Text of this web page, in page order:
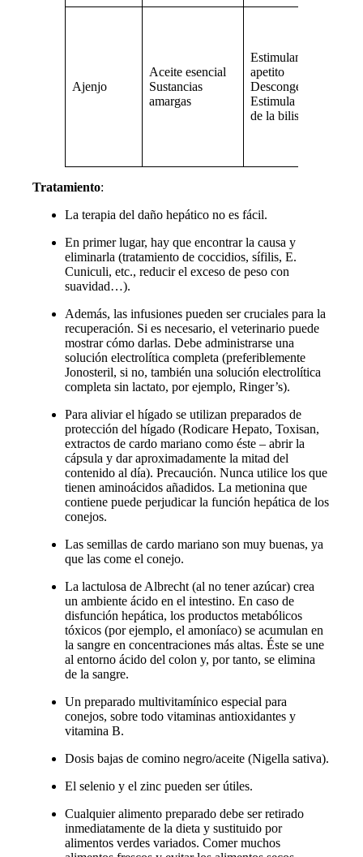
Ajenjo
Aceite esencial
Sustancias
amargas
Estimulante del
apetito
Descongestiona
Estimula el flujo
de la bilis
Tratamiento:
La terapia del daño hepático no es fácil.
En primer lugar, hay que encontrar la causa y
eliminarla (tratamiento de coccidios, sífilis, E.
Cuniculi, etc., reducir el exceso de peso con
suavidad…).
Además, las infusiones pueden ser cruciales para la
recuperación. Si es necesario, el veterinario puede
mostrar cómo darlas. Debe administrarse una
solución electrolítica completa (preferiblemente
Jonosteril, si no, también una solución electrolítica
completa sin lactato, por ejemplo, Ringer’s).
Para aliviar el hígado se utilizan preparados de
protección del hígado (Rodicare Hepato, Toxisan,
extractos de cardo mariano como éste – abrir la
cápsula y dar aproximadamente la mitad del
contenido al día). Precaución. Nunca utilice los que
tienen aminoácidos añadidos. La metionina que
contiene puede perjudicar la función hepática de los
conejos.
Las semillas de cardo mariano son muy buenas, ya
que las come el conejo.
La lactulosa de Albrecht (al no tener azúcar) crea
un ambiente ácido en el intestino. En caso de
disfunción hepática, los productos metabólicos
tóxicos (por ejemplo, el amoníaco) se acumulan en
la sangre en concentraciones más altas. Éste se une
al entorno ácido del colon y, por tanto, se elimina
de la sangre.
Un preparado multivitamínico especial para
conejos, sobre todo vitaminas antioxidantes y
vitamina B.
Dosis bajas de comino negro/aceite (Nigella sativa).
El selenio y el zinc pueden ser útiles.
Cualquier alimento preparado debe ser retirado
inmediatamente de la dieta y sustituido por
alimentos verdes variados. Comer muchos